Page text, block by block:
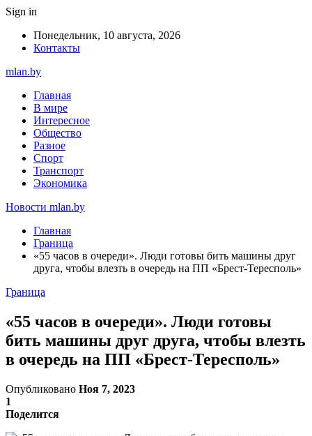
Sign in
Понедельник, 10 августа, 2026
Контакты
mlan.by
Главная
В мире
Интересное
Общество
Разное
Спорт
Транспорт
Экономика
Новости mlan.by
Главная
Граница
«55 часов в очереди». Люди готовы бить машины друг
друга, чтобы влезть в очередь на ПП «Брест-Тересполь»
Граница
«55 часов в очереди». Люди готовы
бить машины друг друга, чтобы влезть
в очередь на ПП «Брест-Тересполь»
Опубликовано Ноя 7, 2023
1
Поделится